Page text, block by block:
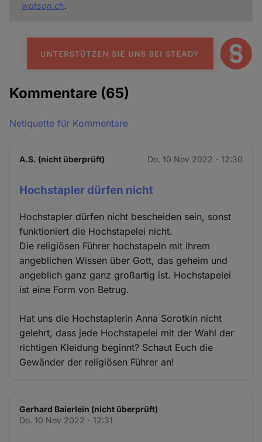
watson.ch.
Kommentare (65)
Netiquette für Kommentare
A.S. (nicht überprüft) Do. 10 Nov 2022 - 12:30
Hochstapler dürfen nicht
Hochstapler dürfen nicht bescheiden sein, sonst
funktioniert die Hochstapelei nicht.
Die religiösen Führer hochstapeln mit ihrem
angeblichen Wissen über Gott, das geheim und
angeblich ganz ganz großartig ist. Hochstapelei
ist eine Form von Betrug.
Hat uns die Hochstaplerin Anna Sorotkin nicht
gelehrt, dass jede Hochstapelei mit der Wahl der
richtigen Kleidung beginnt? Schaut Euch die
Gewänder der religiösen Führer an!
Gerhard Baierlein (nicht überprüft)
Do. 10 Nov 2022 - 12:31